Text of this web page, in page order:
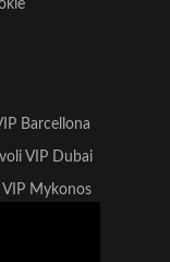
Barcellona
VIP Dubai
VIP Mykonos